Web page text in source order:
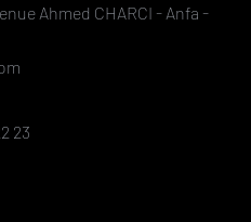
Ahmed CHARCI - Anfa -
23